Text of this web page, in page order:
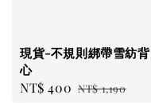
現貨-不規則綁帶雪紡背
心
Sale
NT$ 400 Regular
NT$ 1,190